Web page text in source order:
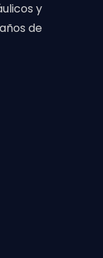
y
de